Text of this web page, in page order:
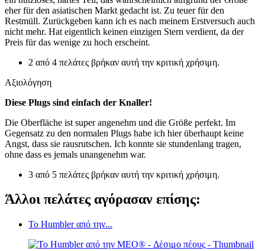
eher für den asiatischen Markt gedacht ist. Zu teuer für den
Restmüll. Zurückgeben kann ich es nach meinem Erstversuch auch
nicht mehr. Hat eigentlich keinen einzigen Stern verdient, da der
Preis für das wenige zu hoch erscheint.
2 από 4 πελάτες βρήκαν αυτή την κριτική χρήσιμη.
Αξιολόγηση
Diese Plugs sind einfach der Knaller!
Die Oberfläche ist super angenehm und die Größe perfekt. Im
Gegensatz zu den normalen Plugs habe ich hier überhaupt keine
Angst, dass sie rausrutschen. Ich konnte sie stundenlang tragen,
ohne dass es jemals unangenehm war.
3 από 5 πελάτες βρήκαν αυτή την κριτική χρήσιμη.
Άλλοι πελάτες αγόρασαν επίσης:
Το Humbler από την...